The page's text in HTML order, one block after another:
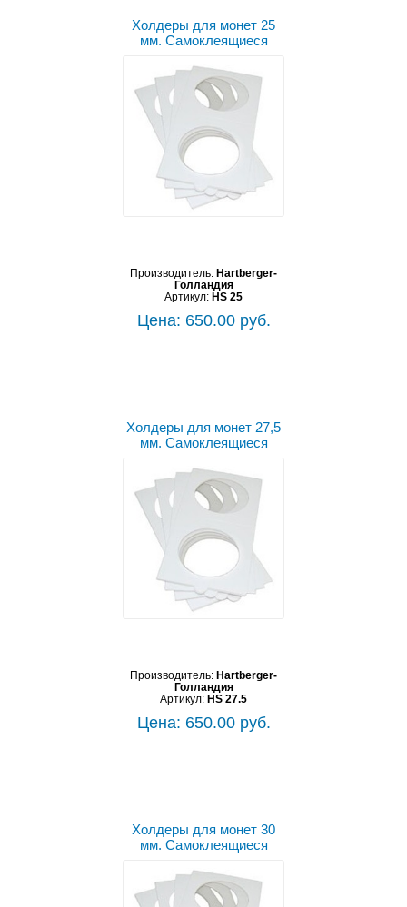
Холдеры для монет 25
мм. Самоклеящиеся
Производитель: Hartberger-
Голландия
Артикул: HS 25
Цена: 650.00 руб.
Холдеры для монет 27,5
мм. Самоклеящиеся
Производитель: Hartberger-
Голландия
Артикул: HS 27.5
Цена: 650.00 руб.
Холдеры для монет 30
мм. Самоклеящиеся